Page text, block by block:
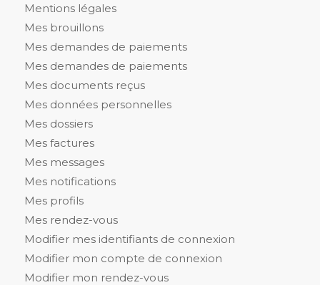
Mentions légales
Mes brouillons
Mes demandes de paiements
Mes demandes de paiements
Mes documents reçus
Mes données personnelles
Mes dossiers
Mes factures
Mes messages
Mes notifications
Mes profils
Mes rendez-vous
Modifier mes identifiants de connexion
Modifier mon compte de connexion
Modifier mon rendez-vous